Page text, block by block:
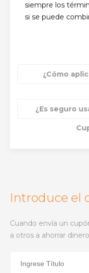
siempre los
si se puede
¿Cómo
¿Es seguro
Introduce el
Cuando envía un
a otros a ahorrar